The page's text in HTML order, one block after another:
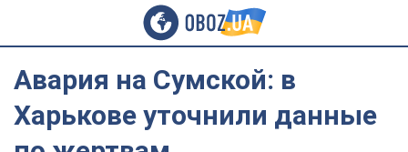
Авария на Сумской: в
Харькове уточнили данные